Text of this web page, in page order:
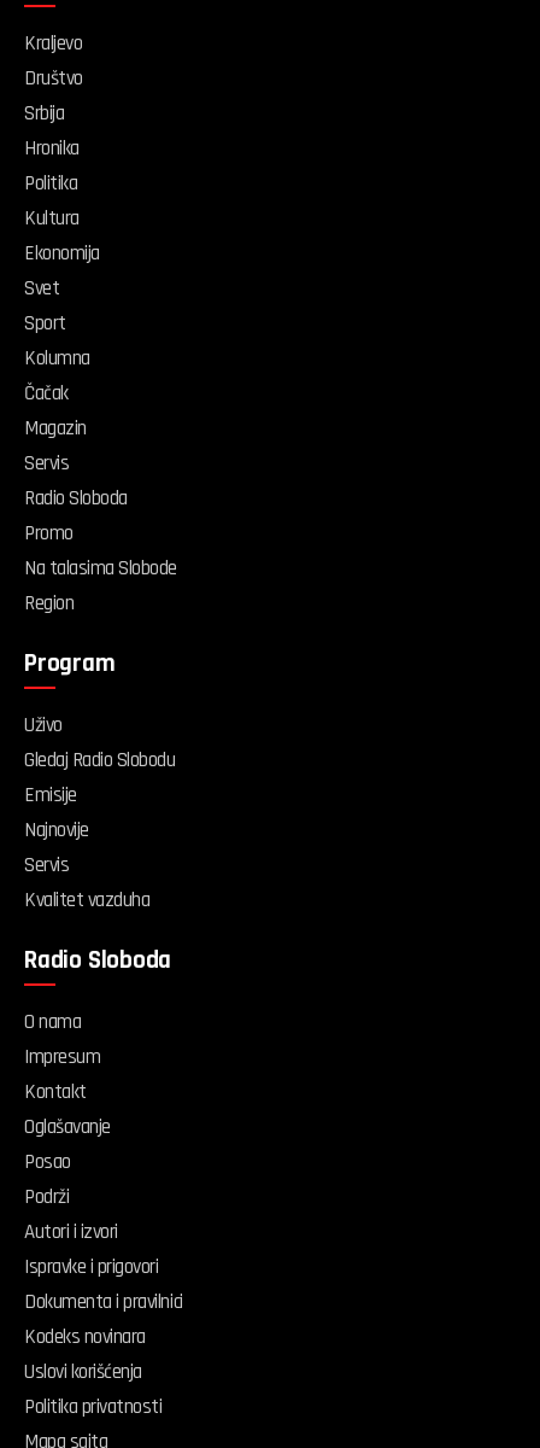
Kraljevo
Društvo
Srbija
Hronika
Politika
Kultura
Ekonomija
Svet
Sport
Kolumna
Čačak
Magazin
Servis
Radio Sloboda
Promo
Na talasima Slobode
Region
Program
Uživo
Gledaj Radio Slobodu
Emisije
Najnovije
Servis
Kvalitet vazduha
Radio Sloboda
O nama
Impresum
Kontakt
Oglašavanje
Posao
Podrži
Autori i izvori
Ispravke i prigovori
Dokumenta i pravilnici
Kodeks novinara
Uslovi korišćenja
Politika privatnosti
Mapa sajta